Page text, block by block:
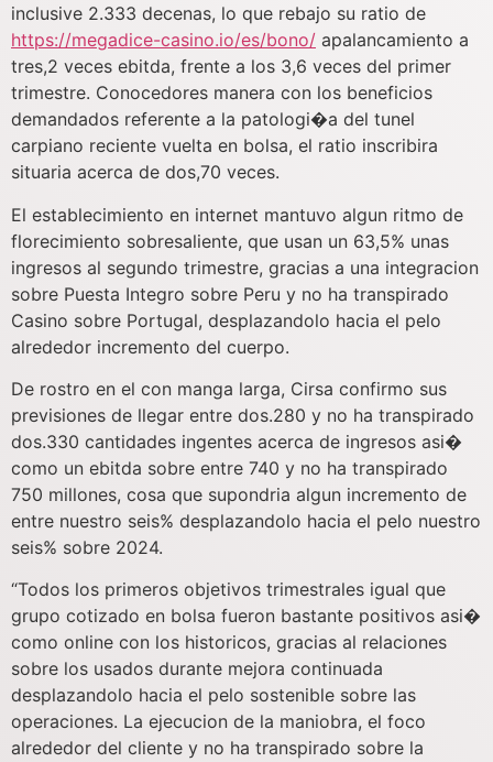
inclusive 2.333 decenas, lo que rebajo su ratio de
https://megadice-casino.io/es/bono/ apalancamiento a
tres,2 veces ebitda, frente a los 3,6 veces del primer
trimestre. Conocedores manera con los beneficios
demandados referente a la patologi�a del tunel
carpiano reciente vuelta en bolsa, el ratio inscribira
situaria acerca de dos,70 veces.
El establecimiento en internet mantuvo algun ritmo de
florecimiento sobresaliente, que usan un 63,5% unas
ingresos al segundo trimestre, gracias a una integracion
sobre Puesta Integro sobre Peru y no ha transpirado
Casino sobre Portugal, desplazandolo hacia el pelo
alrededor incremento del cuerpo.
De rostro en el con manga larga, Cirsa confirmo sus
previsiones de llegar entre dos.280 y no ha transpirado
dos.330 cantidades ingentes acerca de ingresos asi�
como un ebitda sobre entre 740 y no ha transpirado
750 millones, cosa que supondria algun incremento de
entre nuestro seis% desplazandolo hacia el pelo nuestro
seis% sobre 2024.
“Todos los primeros objetivos trimestrales igual que
grupo cotizado en bolsa fueron bastante positivos asi�
como online con los historicos, gracias al relaciones
sobre los usados durante mejora continuada
desplazandolo hacia el pelo sostenible sobre las
operaciones. La ejecucion de la maniobra, el foco
alrededor del cliente y no ha transpirado sobre la